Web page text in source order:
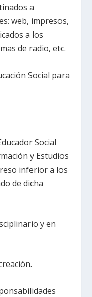
a
web, impresos,
a los
de radio, etc.
Social para
Social
y Estudios
inferior a los
de dicha
y en